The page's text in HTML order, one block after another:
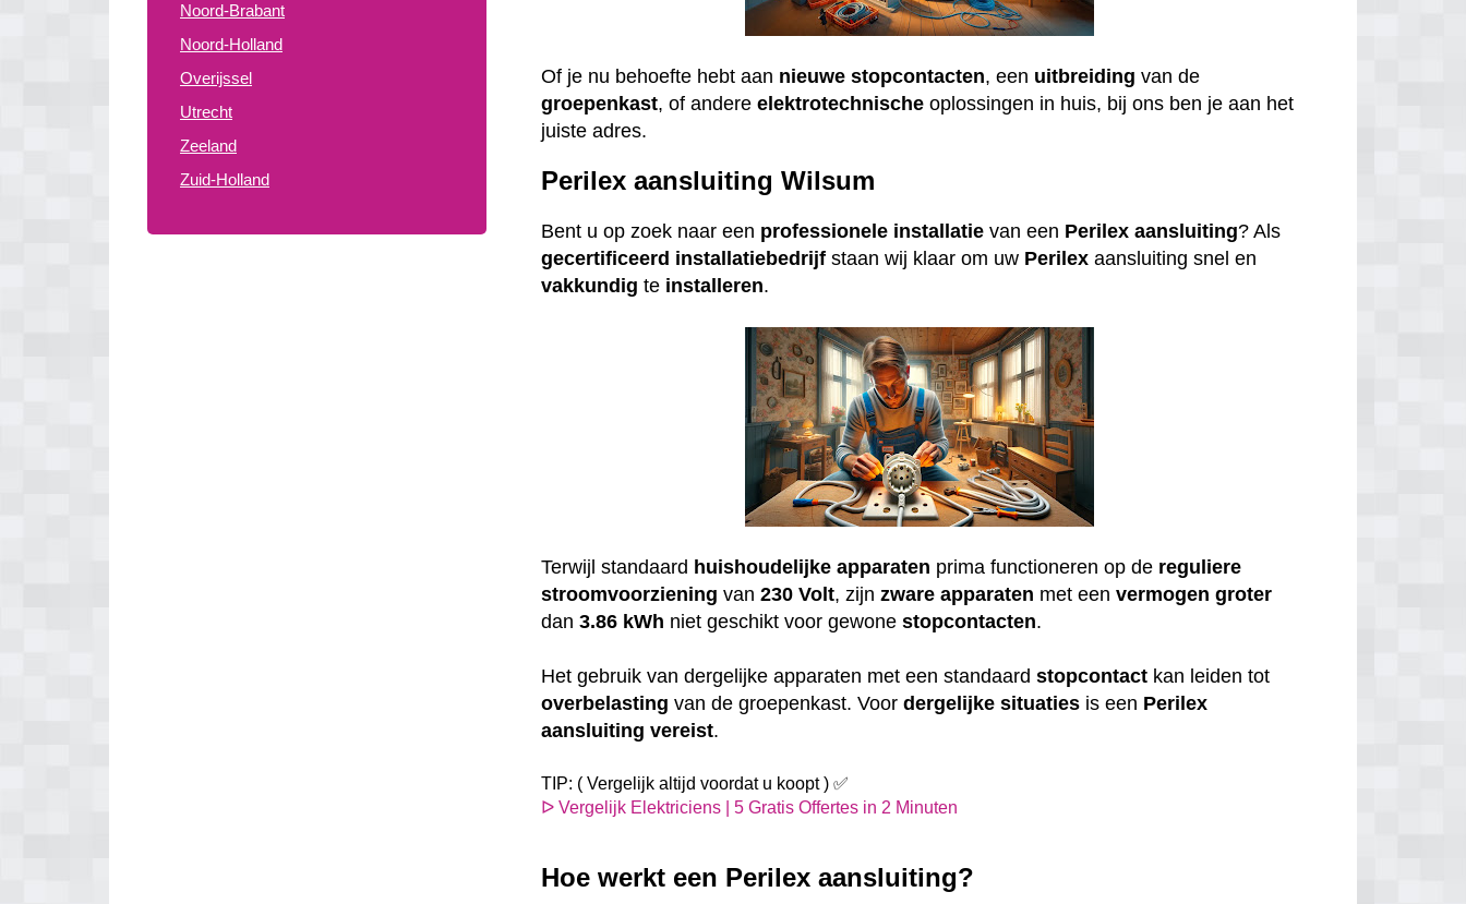
Noord-Brabant
Noord-Holland
Overijssel
Utrecht
Zeeland
Zuid-Holland
Of je nu behoefte hebt aan nieuwe stopcontacten, een uitbreiding van de
groepenkast, of andereelektrotechnische oplossingen in huis, bij ons ben je aan het
juiste adres.
Perilex aansluiting Wilsum
Bent u op zoek naar een professionele installatie van een Perilex aansluiting? Als
gecertificeerd installatiebedrijf staan wij klaar om uw Perilex aansluiting snel en
vakkundig te installeren.
Terwijl standaard huishoudelijke apparaten prima functioneren op de reguliere
stroomvoorziening van230 Volt, zijnzware apparaten met eenvermogen groter
dan3.86 kWh niet geschikt voor gewonestopcontacten.
Het gebruik van dergelijke apparaten met een standaardstopcontact kan leiden tot
overbelasting van de groepenkast. Voordergelijke situaties is een Perilex
aansluiting vereist.
TIP: ( Vergelijk altijd voordat u koopt ) ✅
ᐅ Vergelijk Elektriciens | 5 Gratis Offertes in 2 Minuten
Hoe werkt een Perilex aansluiting?